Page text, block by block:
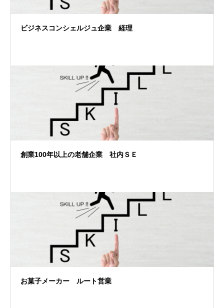
ビジネスコンシェルジュ企業 経理
創業100年以上の老舗企業 社内ＳＥ
お菓子メーカー ルート営業